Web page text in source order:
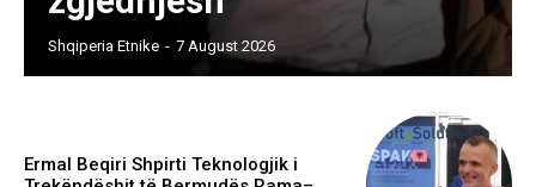
Shqiperia Etnike - 7 August 2026
Ermal Beqiri Shpirti Teknologjik i